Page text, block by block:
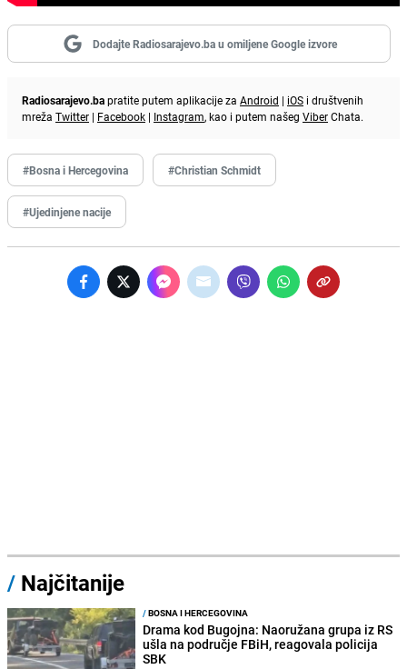
Dodajte Radiosarajevo.ba u omiljene Google izvore
Radiosarajevo.bapratite putem aplikacije za Android | iOS i društvenih
mreža Twitter | Facebook | Instagram, kao i putem našeg ViberChata.
#Bosna i Hercegovina #Christian Schmidt
#Ujedinjene nacije
/ Najčitanije
/BOSNA I HERCEGOVINA
Drama kod Bugojna: Naoružana grupa iz RS
ušla na područje FBiH, reagovala policija
SBK